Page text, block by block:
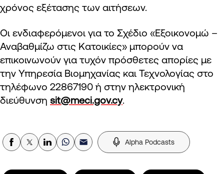
χρόνος εξέτασης των αιτήσεων.
Οι ενδιαφερόμενοι για το Σχέδιο «Εξοικονομώ –
Αναβαθμίζω στις Κατοικίες» μπορούν να
επικοινωνούν για τυχόν πρόσθετες απορίες με
την Υπηρεσία Βιομηχανίας και Τεχνολογίας στο
τηλέφωνο 22867190 ή στην ηλεκτρονική
διεύθυνση sit@meci.gov.cy.
Alpha Podcasts